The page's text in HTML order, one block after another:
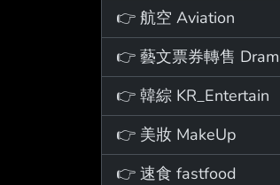
👉 航空 Aviation
👉 韓綜 KR_Entertain
👉 美妝 MakeUp
👉 速食 fastfood